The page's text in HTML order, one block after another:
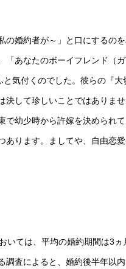
婚約者が～」と口にするの
あなたのボーイフレンド（
気付くのでした。彼らの『大
して珍しいことではありま
で幼少時から許嫁を決められ
ります。ましてや、自由恋
いては、平均の婚約期間は3
査によると、婚約後半年以